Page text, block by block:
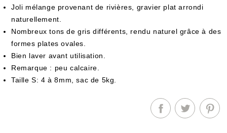
Joli mélange provenant de rivières, gravier plat arrondi
naturellement.
Nombreux tons de gris différents, rendu naturel grâce à des
formes plates ovales.
Bien laver avant utilisation.
Remarque : peu calcaire.
Taille S: 4 à 8mm, sac de 5kg.